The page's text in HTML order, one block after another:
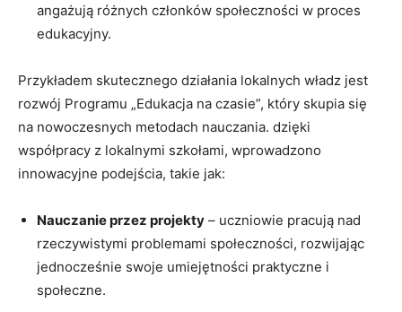
angażują różnych członków społeczności w proces
edukacyjny.
Przykładem skutecznego działania lokalnych władz jest
rozwój Programu „Edukacja na czasie”, który skupia się
na nowoczesnych metodach nauczania. dzięki
współpracy z lokalnymi szkołami, wprowadzono
innowacyjne podejścia, takie jak:
Nauczanie przez projekty – uczniowie pracują nad
rzeczywistymi problemami społeczności, rozwijając
jednocześnie swoje umiejętności praktyczne i
społeczne.